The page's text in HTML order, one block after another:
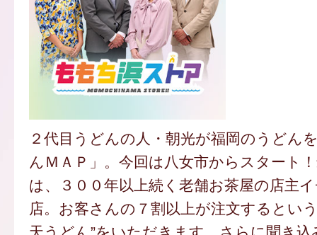
２代目うどんの人・朝光が福岡のうどん
んＭＡＰ」。今回は八女市からスタート
は、３００年以上続く老舗お茶屋の店主
店。お客さんの７割以上が注文するとい
天うどん”をいただきます。さらに聞き